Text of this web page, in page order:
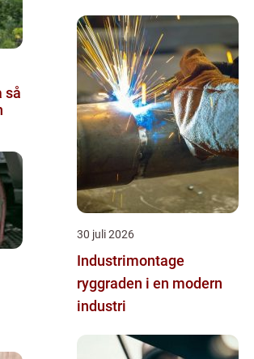
30 juli 2026
Industrimontage
ryggraden i en modern
industri